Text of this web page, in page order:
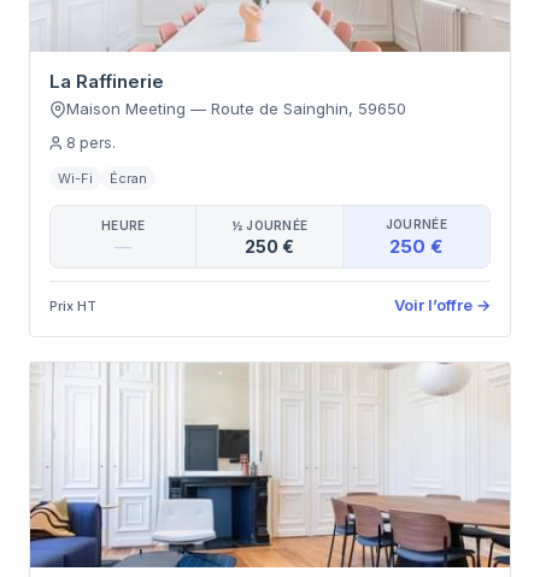
La Raffinerie
Maison Meeting — Route de Sainghin, 59650
8 pers.
Wi-Fi Écran
HEURE
—
½ JOURNÉE
250 €
JOURNÉE
250 €
Prix HT Voir l’offre →